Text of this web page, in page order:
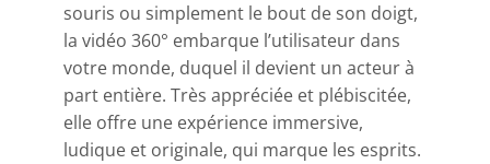
souris ou simplement le bout de son doigt,
la vidéo 360° embarque l’utilisateur dans
votre monde, duquel il devient un acteur à
part entière. Très appréciée et plébiscitée,
elle offre une expérience immersive,
ludique et originale, qui marque les esprits.